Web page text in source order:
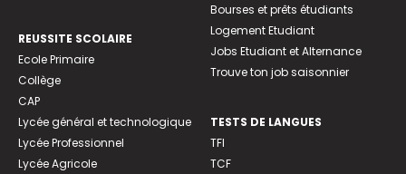
REUSSITE SCOLAIRE
Ecole Primaire
Collège
CAP
Lycée général et technologique
Lycée Professionnel
Lycée Agricole
Bourses et prêts étudiants
Logement Etudiant
Jobs Etudiant et Alternance
Trouve ton job saisonnier
TESTS DE LANGUES
TFI
TCF